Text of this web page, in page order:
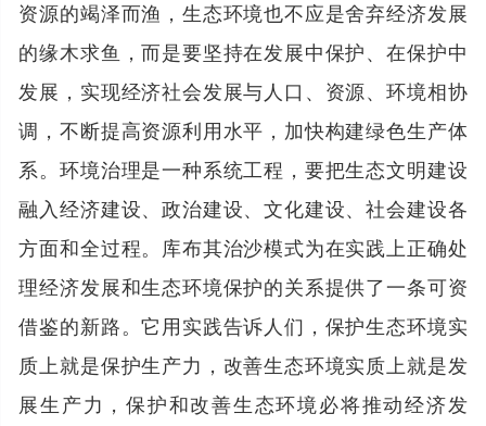
资源的竭泽而渔，生态环境也不应是舍弃经济发展
的缘木求鱼，而是要坚持在发展中保护、在保护中
发展，实现经济社会发展与人口、资源、环境相协
调，不断提高资源利用水平，加快构建绿色生产体
系。环境治理是一种系统工程，要把生态文明建设
融入经济建设、政治建设、文化建设、社会建设各
方面和全过程。库布其治沙模式为在实践上正确处
理经济发展和生态环境保护的关系提供了一条可资
借鉴的新路。它用实践告诉人们，保护生态环境实
质上就是保护生产力，改善生态环境实质上就是发
展生产力，保护和改善生态环境必将推动经济发